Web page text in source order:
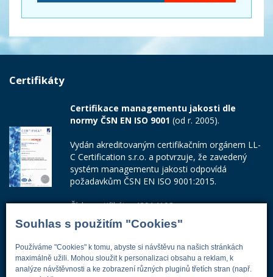
Souhlas s použitím "Cookies"
Používáme "Cookies" k tomu, abyste si návštěvu na našich stránkách
maximálně užili. Mohou sloužit k personalizaci obsahu a reklam, k
analýze návštěvnosti a ke zobrazení různých pluginů třetích stran (např.
Certifikáty
Certifikace managementu jakosti dle
normy ČSN EN ISO 9001 (od r. 2005).
Vydán akreditovaným certifikačním orgánem LL-
C Certification s.r.o. a potvrzuje, že zavedený
systém managementu jakosti odpovídá
požadavkům ČSN EN ISO 9001:2015.
Číslo certifikátu: 42014103
Adresa firmy